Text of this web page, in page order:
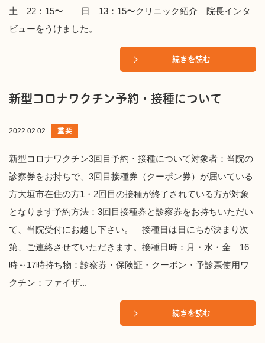
土 22：15〜 日 13：15〜クリニック紹介 院長インタ
ビューをうけました。
続きを読む
新型コロナワクチン予約・接種について
2022.02.02 重要
新型コロナワクチン3回目予約・接種について対象者：当院の
診察券をお持ちで、3回目接種券（クーポン券）が届いている
方大垣市在住の方1・2回目の接種が終了されている方が対象
となります予約方法：3回目接種券と診察券をお持ちいただい
て、当院受付にお越し下さい。 接種日は日にちが決まり次
第、ご連絡させていただきます。接種日時：月・水・金 16
時～17時持ち物：診察券・保険証・クーポン・予診票使用ワ
クチン：ファイザ...
続きを読む